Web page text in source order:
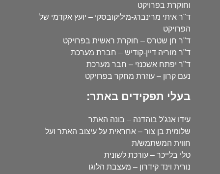
וחוקרת בפרויקט
ד"ר איתי מרינברג-מיליקובסקי – יועץ אקדמי של
הפרויקט
ד"ר חן שטרס – חוקרת ראשית בפרויקט
ד"ר מוריה דיין-קודיש – חברת מערכת
ד"ר יפתח אשכנזי – חבר מערכת
נעם קרון – עוזרת מחקר בפרויקט
בעלי תפקידים באתר:
עידו אנג'ל בוהדנה – בונה האתר
שלומית בן צור – אחראית על עיצוב האתר ועל
חווית המשתמש/ת
טלי בלייכר – עורכת לשונית
נורית וינד קידרון – מעצבת הלוגו